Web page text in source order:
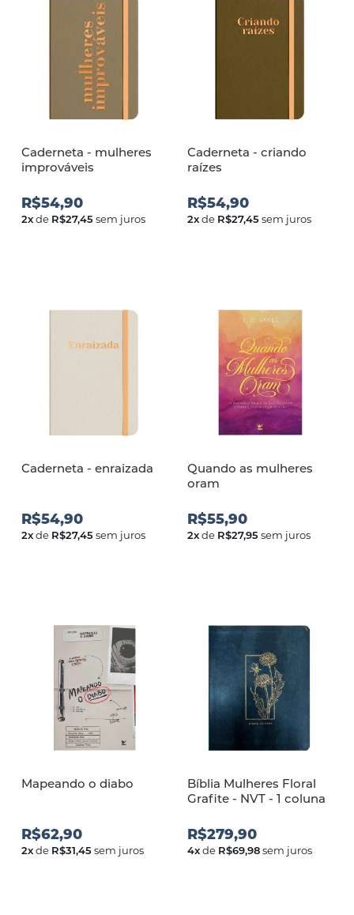
Caderneta - mulheres
improváveis
R$54,90
2xde R$27,45sem juros
Caderneta - criando
raízes
R$54,90
2xde R$27,45sem juros
Caderneta - enraizada
R$54,90
2xde R$27,45sem juros
Quando as mulheres
oram
R$55,90
2xde R$27,95sem juros
Mapeando o diabo
R$62,90
2xde R$31,45sem juros
Bíblia Mulheres Floral
Grafite - NVT - 1 coluna
R$279,90
4xde R$69,98sem juros